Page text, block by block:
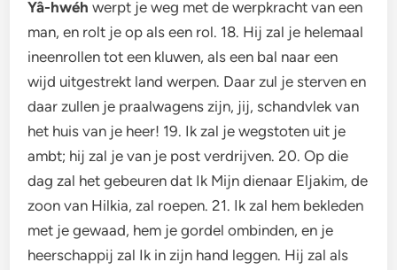
Yâ-hwéh werpt je weg met de werpkracht van een
man, en rolt je op als een rol. 18. Hij zal je helemaal
ineenrollen tot een kluwen, als een bal naar een
wijd uitgestrekt land werpen. Daar zul je sterven en
daar zullen je praalwagens zijn, jij, schandvlek van
het huis van je heer! 19. Ik zal je wegstoten uit je
ambt; hij zal je van je post verdrijven. 20. Op die
dag zal het gebeuren dat Ik Mijn dienaar Eljakim, de
zoon van Hilkia, zal roepen. 21. Ik zal hem bekleden
met je gewaad, hem je gordel ombinden, en je
heerschappij zal Ik in zijn hand leggen. Hij zal als